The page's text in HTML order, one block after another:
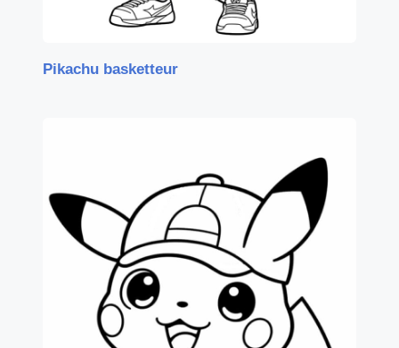
Pikachu basketteur